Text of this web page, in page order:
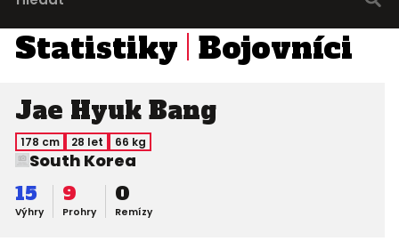
Statistiky Bojovníci
Jae Hyuk Bang
178 cm 28 let 66 kg
South Korea
Výhry
15
Prohry
9
Remízy
0